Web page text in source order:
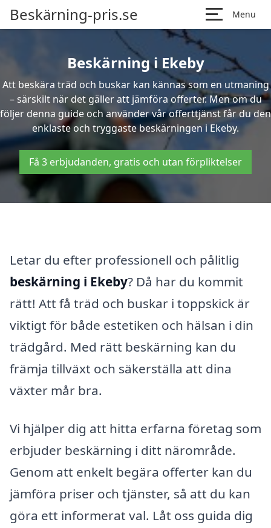
Beskärning-pris.se Menu
Beskärning i Ekeby
Att beskära träd och buskar kan kännas som en utmaning
– särskilt när det gäller att jämföra offerter. Men om du
följer denna guide och använder vår offerttjänst får du den
enklaste och tryggaste beskärningen i Ekeby.
Få 3 erbjudanden, gratis och utan förpliktelser
Letar du efter professionell och pålitlig
beskärning i Ekeby? Då har du kommit
rätt! Att få träd och buskar i toppskick är
viktigt för både estetiken och hälsan i din
trädgård. Med rätt beskärning kan du
främja tillväxt och säkerställa att dina
växter mår bra.
Vi hjälper dig att hitta erfarna företag som
erbjuder beskärning i ditt närområde.
Genom att enkelt begära offerter kan du
jämföra priser och tjänster, så att du kan
göra ett informerat val. Låt oss guida dig